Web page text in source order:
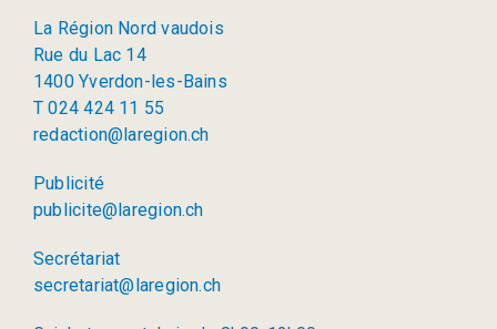
La Région Nord vaudois
Rue du Lac 14
1400 Yverdon-les-Bains
T 024 424 11 55
redaction@laregion.ch
Publicité
publicite@laregion.ch
Secrétariat
secretariat@laregion.ch